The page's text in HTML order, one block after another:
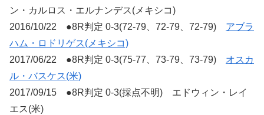
ン・カルロス・エルナンデス(メキシコ)
2016/10/22 ●8R判定 0-3(72-79、72-79、72-79) アブラ
ハム・ロドリゲス(メキシコ)
2017/06/22 ●8R判定 0-3(75-77、73-79、73-79) オスカ
ル・バスケス(米)
2017/09/15 ●8R判定 0-3(採点不明) エドウィン・レイ
エス(米)